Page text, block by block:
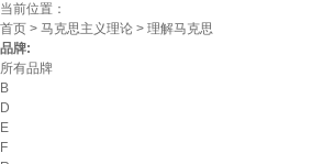
当前位置：
首页 > 马克思主义理论 > 理解马克思
品牌:
所有品牌
B
D
E
F